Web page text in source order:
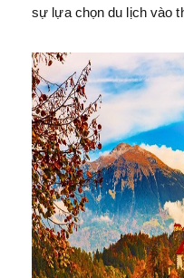
sự lựa chọn du lịch vào